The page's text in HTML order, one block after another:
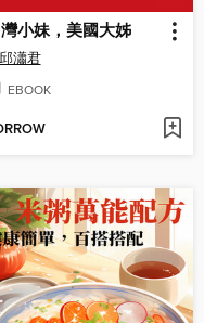
小妹，美國大姊
瀟君
EBOOK